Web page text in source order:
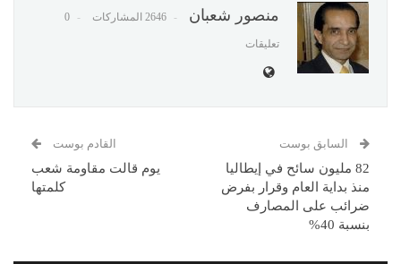
منصور شعبان 2646 المشاركات 0
تعليقات
السابق بوست
82 مليون سائح في إيطاليا
منذ بداية العام وقرار بفرض
ضرائب على المصارف
بنسبة 40%
القادم بوست
يوم قالت مقاومة شعب
كلمتها